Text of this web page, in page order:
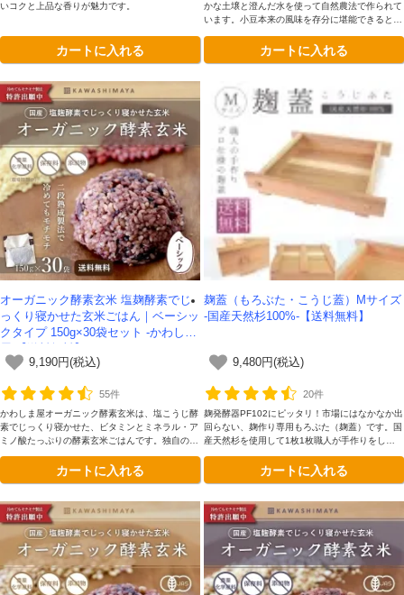
いコクと上品な香りが魅力です。
カートに入れる
かな土壌と澄んだ水を使って自然農法で作られて
います。小豆本来の風味を存分に堪能できるとて
カートに入れる
オーガニック酵素玄米 塩麹酵素でじ
っくり寝かせた玄米ごはん｜ベーシッ
クタイプ 150g×30袋セット -かわしま
9,190円(税込)
55件
かわしま屋オーガニック酵素玄米は、塩こうじ酵
素でじっくり寝かせた、ビタミンとミネラル・ア
ミノ酸たっぷりの酵素玄米ごはんです。独自の二
カートに入れる
麹蓋（もろぶた・こうじ蓋）Mサイズ
-国産天然杉100%-【送料無料】
9,480円(税込)
20件
麹発酵器PF102にピッタリ！市場にはなかなか出
回らない、麹作り専用もろぶた（麹蓋）です。国
産天然杉を使用して1枚1枚職人が手作りをして
カートに入れる